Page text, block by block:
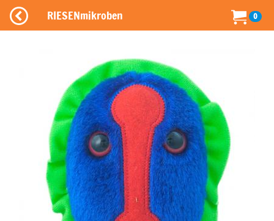
RIESENmikroben 0